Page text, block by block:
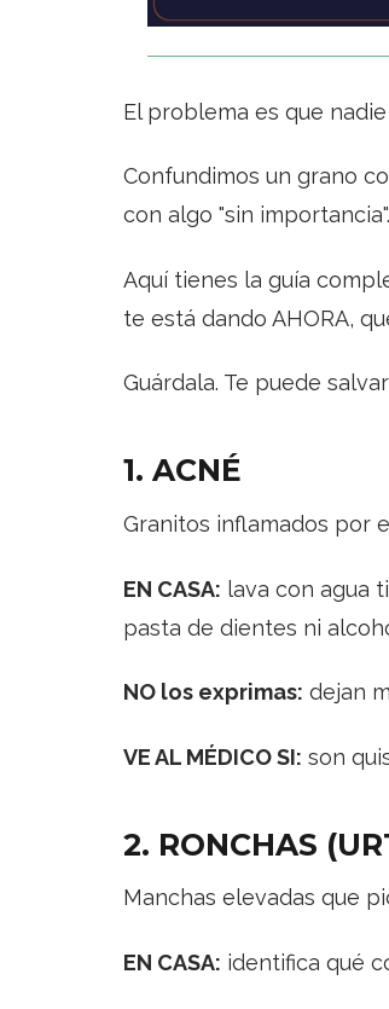
El problema es que
Confundimos un grano
con algo "sin
Aquí tienes la guía
te está dando AHORA,
Guárdala. Te puede
1. ACNÉ
Granitos inflamados por
EN CASA: lava con agua
pasta de dientes ni
NO los exprimas: dejan
VE AL MÉDICO SI: son
2. RONCHAS
Manchas elevadas que
EN CASA: identifica qué